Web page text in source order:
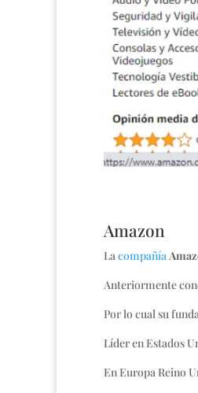
Amazon
Lacompañía
Anteriormente
Por lo cual su
Líder en Estados
En Europa Reino